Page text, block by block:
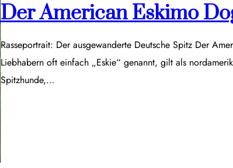
Der American Eskimo
Rasseportrait: Der ausgewanderte Deutsche Spitz Der
Liebhabern oft einfach „Eskie“ genannt, gilt als
Spitzhunde,…